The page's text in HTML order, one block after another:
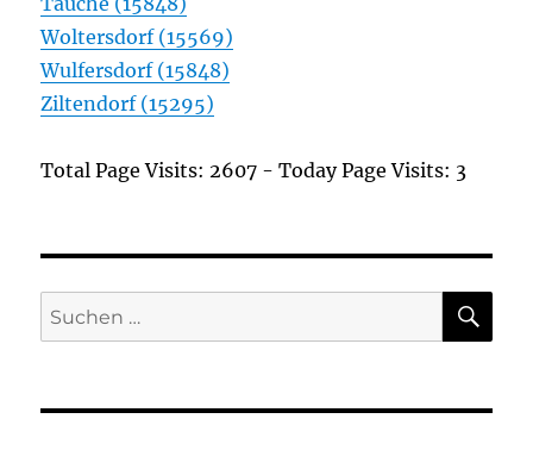
Woltersdorf (15569)
Wulfersdorf (15848)
Ziltendorf (15295)
Total Page Visits: 2607 - Today Page Visits: 3
Suchen
nach: